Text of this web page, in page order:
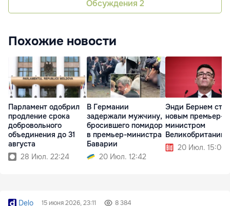
Обсуждения 2
Похожие новости
Парламент одобрил
продление срока
добровольного
объединения до 31
августа
28 Июл. 22:24
В Германии
задержали мужчину,
бросившего помидор
в премьер-министра
Баварии
20 Июл. 12:42
Энди Бернем стал
новым премьер-
министром
Великобритании
20 Июл. 15:00
Delo 15 июня 2026, 23:11 8 384